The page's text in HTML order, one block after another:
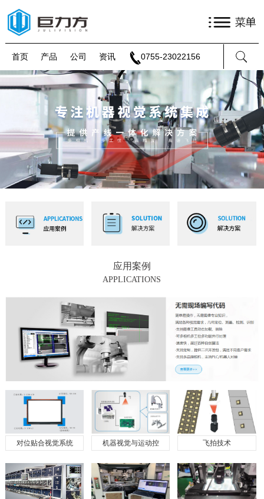
首页 产品 公司 资讯 0755-23022156
应用案例
APPLICATIONS
对位贴合视觉系统 机器视觉与运动控 飞拍技术